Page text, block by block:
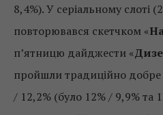
8,4%). У серіальному слоті
повторювався скетчком «
п’ятницю дайджести «
пройшли традиційно добре
/ 12,2% (було 12% / 9,9% та